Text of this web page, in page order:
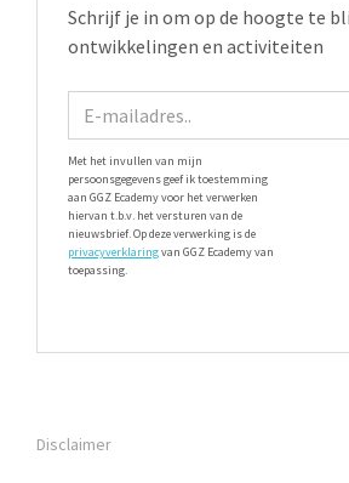
Schrijf je in om op de hoogte te
ontwikkelingen en activiteiten
Met het invullen van mijn
persoonsgegevens geef ik toestemming
aan GGZ Ecademy voor het verwerken
hiervan t.b.v. het versturen van de
nieuwsbrief. Op deze verwerking is de
privacyverklaringvan GGZ Ecademy van
toepassing.
Disclaimer